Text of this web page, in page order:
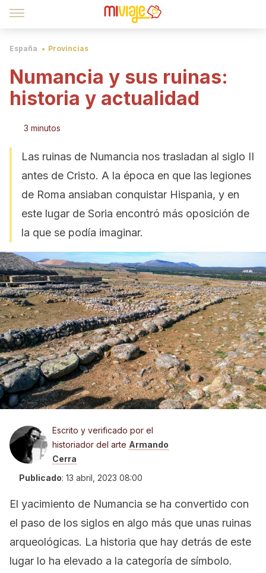
España Provincias
Numancia y sus ruinas:
historia y actualidad
3 minutos
Las ruinas de Numancia nos trasladan al siglo II
antes de Cristo. A la época en que las legiones
de Roma ansiaban conquistar Hispania, y en
este lugar de Soria encontró más oposición de
la que se podía imaginar.
Escrito y verificado por el
historiador del arte Armando
Cerra
Publicado: 13 abril, 2023 08:00
El yacimiento de Numancia se ha convertido con
el paso de los siglos en algo más que unas ruinas
arqueológicas. La historia que hay detrás de este
lugar lo ha elevado a la categoría de símbolo.